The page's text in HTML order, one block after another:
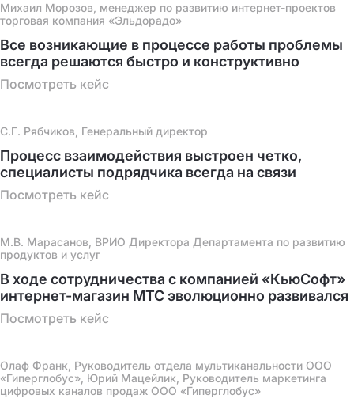
Михаил Морозов, менеджер по развитию интернет-проектов
торговая компания «Эльдорадо»
Все возникающие в процессе работы проблемы
всегда решаются быстро и конструктивно
Посмотреть кейс
С.Г. Рябчиков, Генеральный директор
Процесс взаимодействия выстроен четко,
специалисты подрядчика всегда на связи
Посмотреть кейс
М.В. Марасанов, ВРИО Директора Департамента по развитию
продуктов и услуг
В ходе сотрудничества с компанией «КьюСофт»
интернет-магазин МТС эволюционно развивался
Посмотреть кейс
Олаф Франк, Руководитель отдела мультиканальности ООО
«Гиперглобус», Юрий Мацейлик, Руководитель маркетинга
цифровых каналов продаж ООО «Гиперглобус»